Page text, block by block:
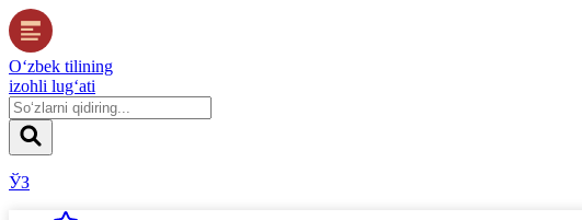
O‘zbek tilining
izohli lug‘ati
ЎЗ